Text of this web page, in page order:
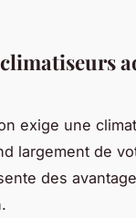
exige une
largement de
des